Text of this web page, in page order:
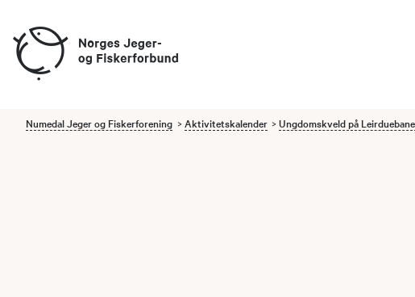
Numedal Jeger og Fiskerforening Aktivitetskalender Ungdomskveld på